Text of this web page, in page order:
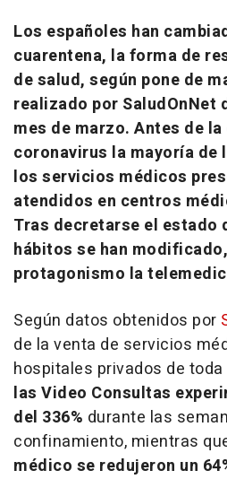
Los españoles han
cuarentena, la forma de
de salud, según pone de
realizado por SaludOnNet
mes de marzo. Antes de
coronavirus la mayoría de
los servicios médicos
atendidos en centros
Tras decretarse el estado
hábitos se han
protagonismo la
Según datos obtenidos por
de la venta de servicios
hospitales privados de toda
las Video Consultas
del 336% durante las
confinamiento, mientras
médico se redujeron un